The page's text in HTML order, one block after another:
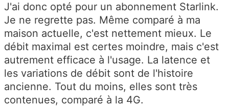
J'ai donc opté pour un abonnement Starlink.
Je ne regrette pas. Même comparé à ma
maison actuelle, c'est nettement mieux. Le
débit maximal est certes moindre, mais c'est
autrement efficace à l'usage. La latence et
les variations de débit sont de l'histoire
ancienne. Tout du moins, elles sont très
contenues, comparé à la 4G.